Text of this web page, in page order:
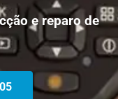
e reparo de